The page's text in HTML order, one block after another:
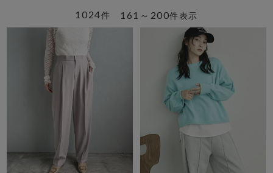
161～200件表示
1024件